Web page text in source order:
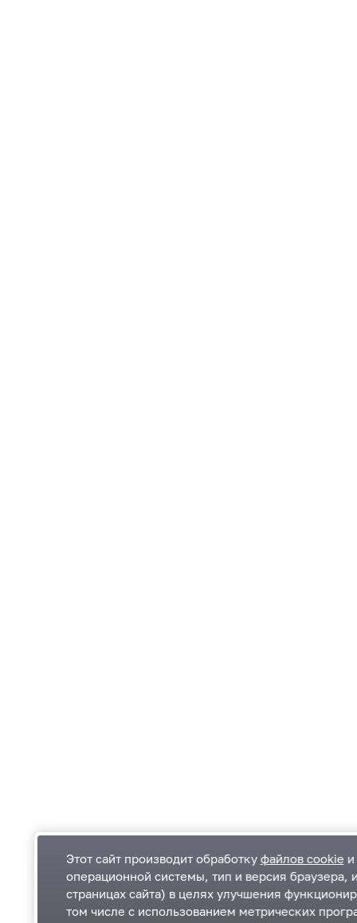
Одинцовский городской округ Московской
области
Этот сайт производит обработку файлов cookie
операционной системы, тип и версия браузера,
страницах сайта) в целях улучшения
том числе с использованием метрических